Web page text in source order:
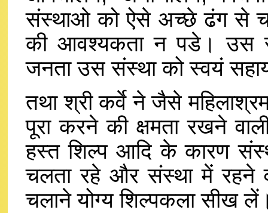
संस्थाओ को ऐसे अच्छे ढंग से
की आवश्यकता न पडे। उस
जनता उस संस्था को स्वयं
तथा श्री कर्वे ने जैसे
पूरा करने की क्षमता रखने
हस्त शिल्प आदि के कारण
चलता रहे और संस्था में रहने
चलाने योग्य शिल्पकला सीख